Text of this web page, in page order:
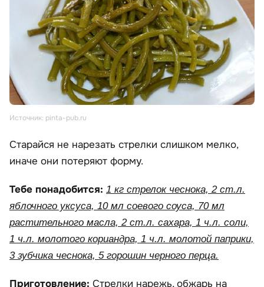
Источник: pinta-pub.ru
Старайся не нарезать стрелки слишком мелко,
иначе они потеряют форму.
Тебе понадобится: 1 кг стрелок чеснока, 2 ст.л.
яблочного уксуса, 10 мл соевого соуса, 70 мл
растительного масла, 2 ст.л. сахара, 1 ч.л. соли,
1 ч.л. молотого кориандра, 1 ч.л. молотой паприки,
3 зубчика чеснока, 5 горошин черного перца.
Приготовление: Стрелки нарежь, обжарь на